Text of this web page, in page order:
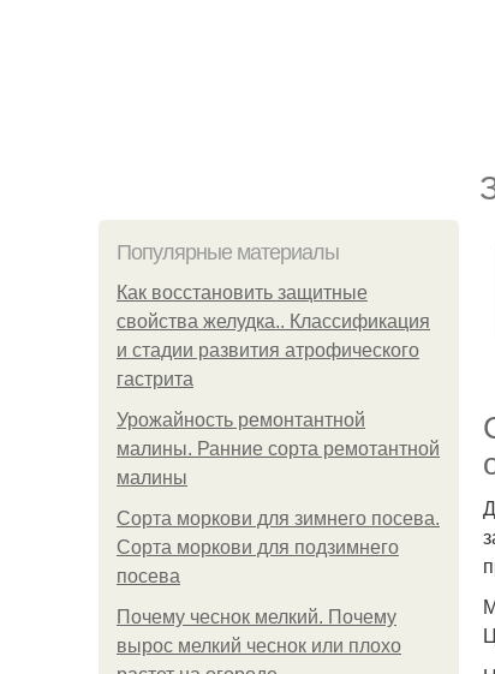
Популярные материалы
Как восстановить защитные
свойства желудка.. Классификация
и стадии развития атрофического
гастрита
Урожайность ремонтантной
малины. Ранние сорта ремотантной
малины
Сорта моркови для зимнего посева.
Сорта моркови для подзимнего
посева
Почему чеснок мелкий. Почему
вырос мелкий чеснок или плохо